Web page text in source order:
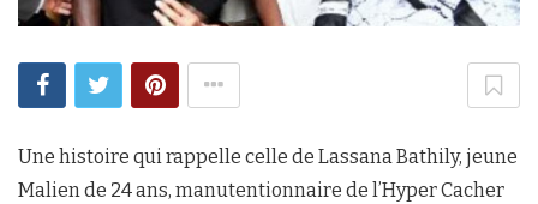
Une histoire qui rappelle celle de Lassana Bathily, jeune
Malien de 24 ans, manutentionnaire de l’Hyper Cacher